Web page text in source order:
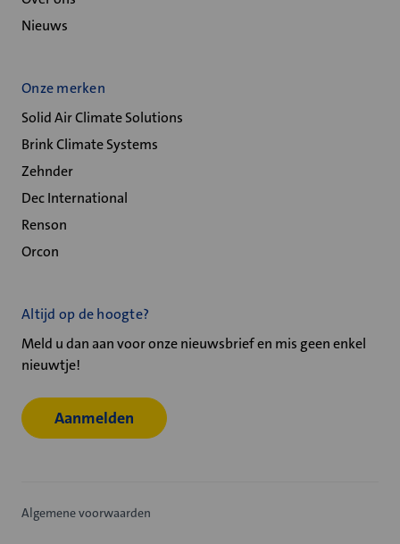
Nieuws
Onze merken
Solid Air Climate Solutions
Brink Climate Systems
Zehnder
Dec International
Renson
Orcon
Altijd op de hoogte?
Meld u dan aan voor onze nieuwsbrief en mis geen enkel
nieuwtje!
Aanmelden
Algemene voorwaarden